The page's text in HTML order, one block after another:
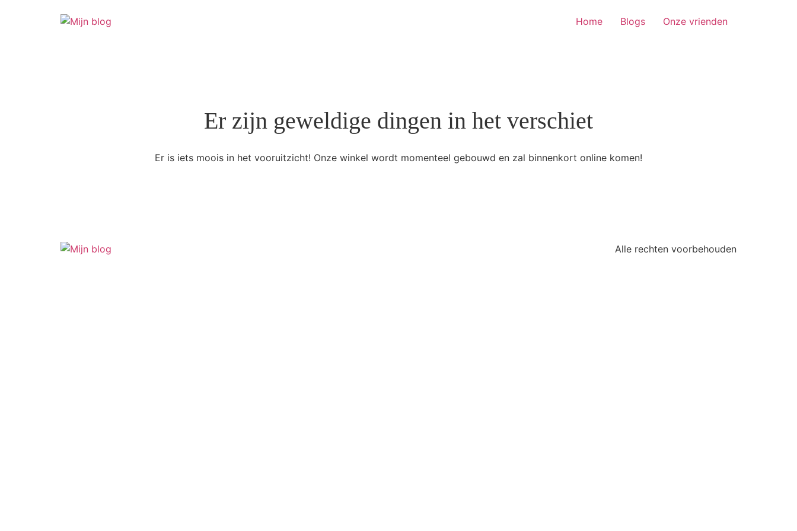
Home Blogs Onze vrienden
Er zijn geweldige dingen in het verschiet
Er is iets moois in het vooruitzicht! Onze winkel wordt momenteel gebouwd en zal binnenkort online komen!
Alle rechten voorbehouden